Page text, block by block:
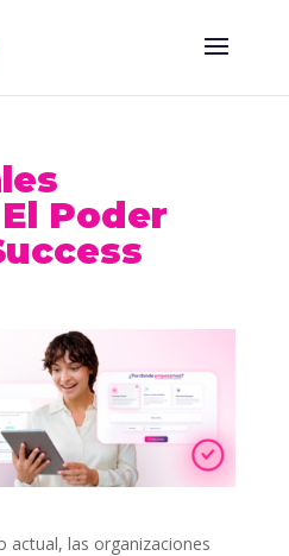
Poder
actual, las organizaciones